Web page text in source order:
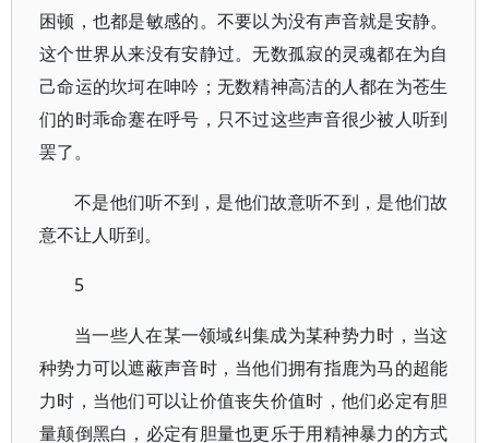
困顿，也都是敏感的。不要以为没有声音就是安静。
这个世界从来没有安静过。无数孤寂的灵魂都在为自
己命运的坎坷在呻吟；无数精神高洁的人都在为苍生
们的时乖命蹇在呼号，只不过这些声音很少被人听到
罢了。
不是他们听不到，是他们故意听不到，是他们故
意不让人听到。
5
当一些人在某一领域纠集成为某种势力时，当这
种势力可以遮蔽声音时，当他们拥有指鹿为马的超能
力时，当他们可以让价值丧失价值时，他们必定有胆
量颠倒黑白，必定有胆量也更乐于用精神暴力的方式